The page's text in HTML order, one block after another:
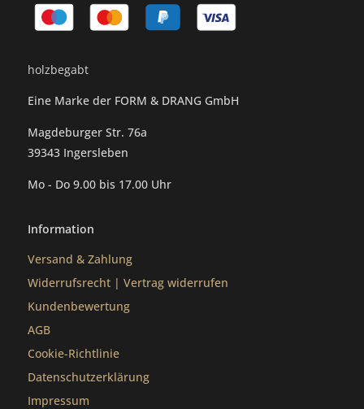
holzbegabt
Eine Marke der FORM & DRANG GmbH
Magdeburger Str. 76a
39343 Ingersleben
Mo - Do 9.00 bis 17.00 Uhr
Information
Versand & Zahlung
Widerrufsrecht |Vertrag widerrufen
Kundenbewertung
AGB
Cookie-Richtlinie
Datenschutzerklärung
Impressum